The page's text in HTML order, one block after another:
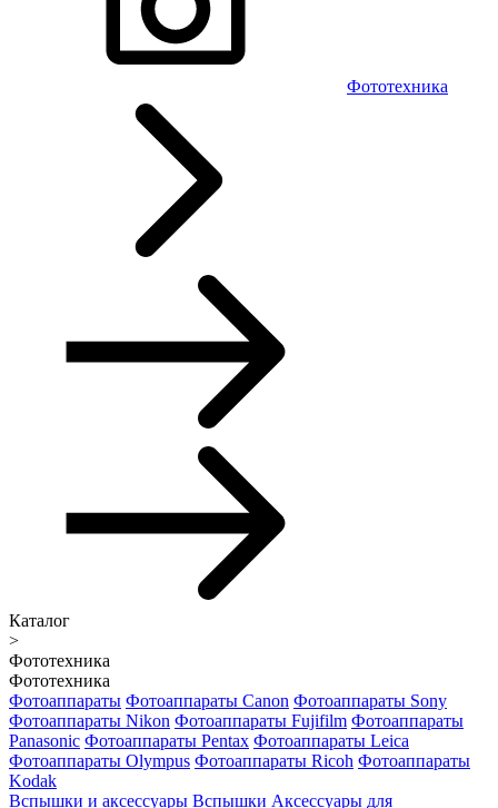
Фототехника
Каталог
>
Фототехника
Фототехника
Фотоаппараты Фотоаппараты Canon Фотоаппараты Sony
Фотоаппараты Nikon Фотоаппараты Fujifilm Фотоаппараты
Panasonic Фотоаппараты Pentax Фотоаппараты Leica
Фотоаппараты Olympus Фотоаппараты Ricoh Фотоаппараты
Kodak
Вспышки и аксессуары Вспышки Аксессуары для